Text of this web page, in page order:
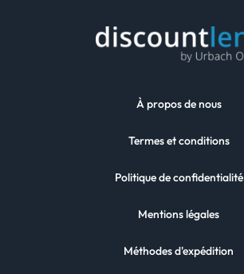
À propos de nous
Termes et conditions
Politique de confidentialité
Mentions légales
Méthodes d'expédition